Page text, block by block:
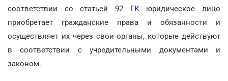
соответствии со статьей 92 ГКюридическое лицо
приобретает гражданские права и обязанности и
осуществляет их через свои органы, которые действуют
в соответствии с учредительными документами и
законом.